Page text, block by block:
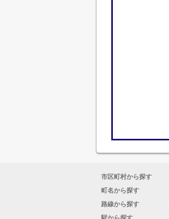
市区町村から探す
町名から探す
路線から探す